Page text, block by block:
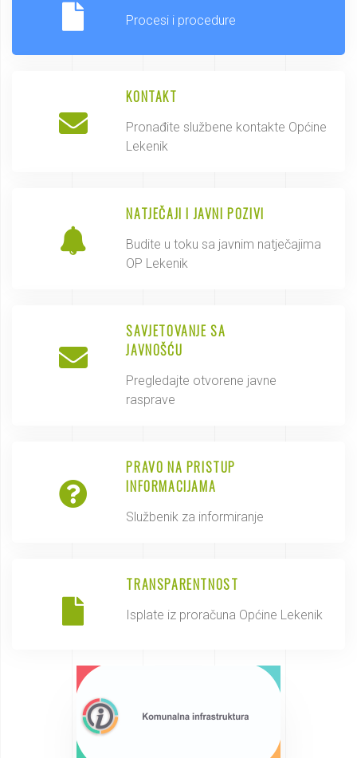
Procesi i procedure
KONTAKT
Pronađite službene kontakte Općine
Lekenik
NATJEČAJI I JAVNI POZIVI
Budite u toku sa javnim natječajima
OP Lekenik
SAVJETOVANJE SA
JAVNOŠĆU
Pregledajte otvorene javne
rasprave
PRAVO NA PRISTUP
INFORMACIJAMA
Službenik za informiranje
TRANSPARENTNOST
Isplate iz proračuna Općine Lekenik